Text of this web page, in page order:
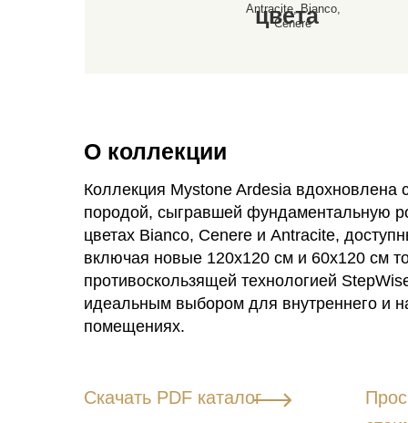
Antracite, Bianco,
Cenere
цвета
Скачать PDF каталог
Коллекция Mystone Ardesia вдохновлена
породой, сыгравшей фундаментальную
цветах Bianco, Cenere и Antracite,
включая новые 120x120 см и 60x120 см
противоскользящей технологией
идеальным выбором для внутреннего и
помещениях.
О коллекции